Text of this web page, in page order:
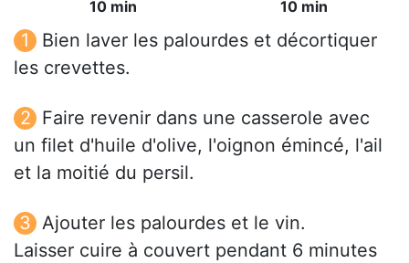
10 min 10 min
Bien laver les palourdes et décortiquer
les crevettes.
Faire revenir dans une casserole avec
un filet d'huile d'olive, l'oignon émincé, l'ail
et la moitié du persil.
Ajouter les palourdes et le vin.
Laisser cuire à couvert pendant 6 minutes